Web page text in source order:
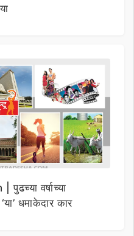
वर्षाच्या
धमाकेदार कार